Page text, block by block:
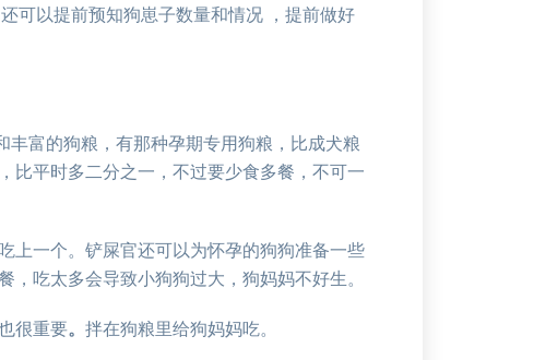
可以提前预知狗崽子数量和情况 ，提前做好
丰富的狗粮，有那种孕期专用狗粮，比成犬粮
比平时多二分之一，不过要少食多餐，不可一
上一个。铲屎官还可以为怀孕的狗狗准备一些
吃太多会导致小狗狗过大，狗妈妈不好生。
很重要。 拌在狗粮里给狗妈妈吃。